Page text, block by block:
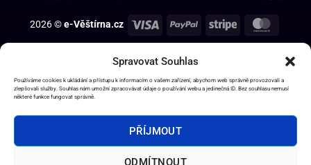
Spravovat Souhlas
Používáme cookies k ukládání a přístupu k informacím o vašem zařízení, abychom web správně provozovali a
zlepšovali služby. Souhlas nám umožní zpracovávat údaje o používání webu a jedinečná ID. Bez souhlasu nemusí
některé funkce fungovat správně.
PŘÍJMOUT
ODMÍTNOUT
2026 ©e-Věštírna.cz
OBCHODNÍ PODMÍNKY
KONTAKT